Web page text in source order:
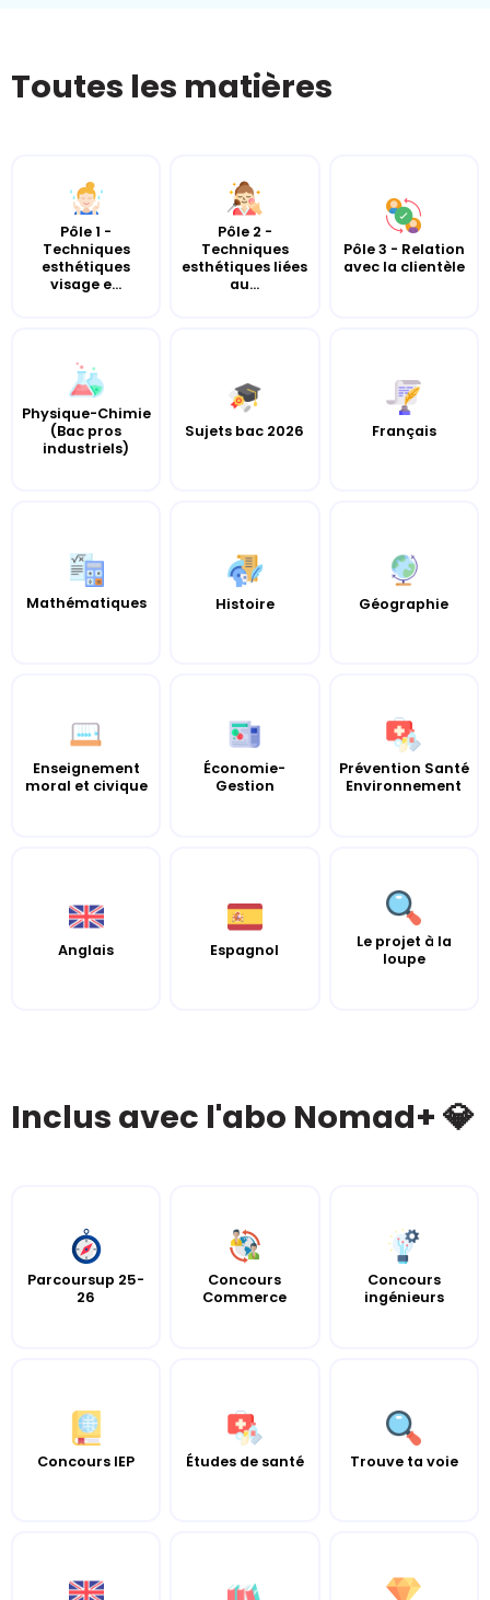
Toutes les matières
Pôle 1 -
Techniques
esthétiques
visage e...
Pôle 2 -
Techniques
esthétiques liées
au...
Pôle 3 - Relation
avec la clientèle
Physique-Chimie
(Bac pros
industriels)
Sujets bac 2026 Français
Mathématiques Histoire Géographie
Enseignement
moral et civique
Économie-
Gestion
Prévention Santé
Environnement
Anglais Espagnol
Le projet à la
loupe
Inclus avec l'abo Nomad+ 💎
Parcoursup 25-
26
Concours
Commerce
Concours
ingénieurs
Concours IEP Études de santé Trouve ta voie